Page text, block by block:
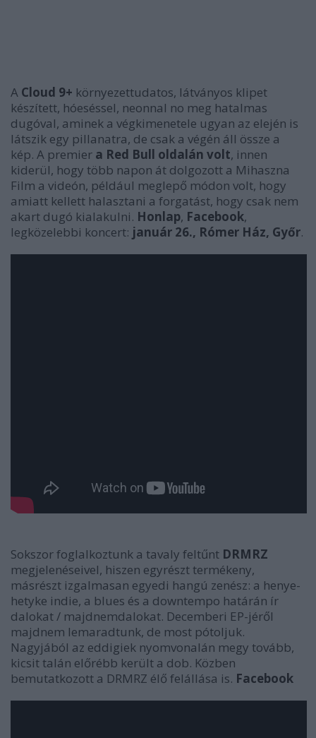
A Cloud 9+ környezettudatos, látványos klipet
készített, hóeséssel, neonnal no meg hatalmas
dugóval, aminek a végkimenetele ugyan az elején is
látszik egy pillanatra, de csak a végén áll össze a
kép. A premier a Red Bull oldalán volt, innen
kiderül, hogy több napon át dolgozott a Mihaszna
Film a videón, például meglepő módon volt, hogy
amiatt kellett halasztani a forgatást, hogy csak nem
akart dugó kialakulni. Honlap, Facebook,
legközelebbi koncert: január 26., Rómer Ház, Győr.
Sokszor foglalkoztunk a tavaly feltűnt DRMRZ
megjelenéseivel, hiszen egyrészt termékeny,
másrészt izgalmasan egyedi hangú zenész: a henye-
hetyke indie, a blues és a downtempo határán ír
dalokat / majdnemdalokat. Decemberi EP-jéről
majdnem lemaradtunk, de most pótoljuk.
Nagyjából az eddigiek nyomvonalán megy tovább,
kicsit talán előrébb került a dob. Közben
bemutatkozott a DRMRZ élő felállása is. Facebook